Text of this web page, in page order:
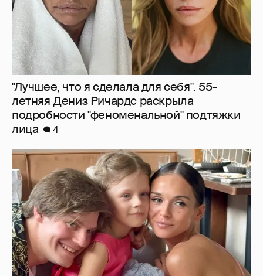
"Лучшее, что я сделала для себя". 55-
летняя Дениз Ричардс раскрыла
подробности "феноменальной" подтяжки
лица
4